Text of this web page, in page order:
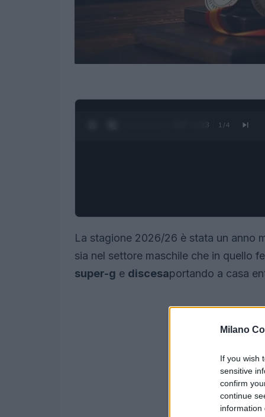
Milano
If you wish
sensitive
confirm
continue
information
0:28 / 1:23 1 /4
La stagione 2026/26 è stata un anno
sia nel settore maschile che in quello
super-g e discesaportando a casa